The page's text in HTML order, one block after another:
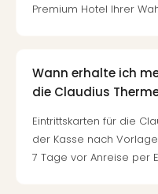
Premium Hotel Ihrer
Wann erhalte ich
die Claudius
Eintrittskarten für die
der Kasse nach
7 Tage vor Anreise per